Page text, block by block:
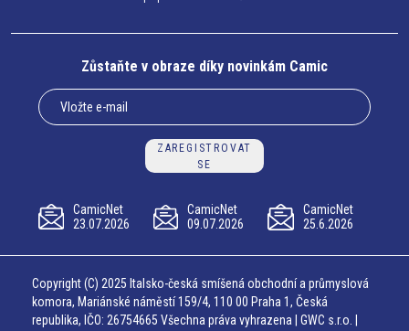
Zůstaňte v obraze díky novinkám Camic
ZAREGISTROVAT
SE
CamicNet
23.07.2026
CamicNet
09.07.2026
CamicNet
25.6.2026
Copyright (C) 2025 Italsko-česká smíšená obchodní a průmyslová
komora, Mariánské náměstí 159/4, 110 00 Praha 1, Česká
republika, IČO: 26754665 Všechna práva vyhrazena | GWC s.r.o. |